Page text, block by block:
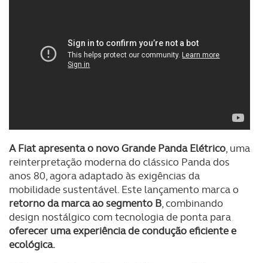
A Fiat apresenta o novo Grande Panda Elétrico, uma
reinterpretação moderna do clássico Panda dos
anos 80, agora adaptado às exigências da
mobilidade sustentável. Este lançamento marca o
retorno da marca ao segmento B, combinando
design nostálgico com tecnologia de ponta para
oferecer uma experiência de condução eficiente e
ecológica.